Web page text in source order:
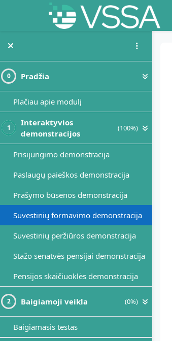
Pereiti į pagrindinį turinį
0 Pradžia
Plačiau apie modulį
1
Interaktyvios
demonstracijos
(100%)
Prisijungimo demonstracija
Paslaugų paieškos demonstracija
Prašymo būsenos demonstracija
Suvestinių formavimo demonstracija
Suvestinių peržiūros demonstracija
Stažo senatvės pensijai demonstracija
Pensijos skaičiuoklės demonstracija
2 Baigiamoji veikla (0%)
Baigiamasis testas